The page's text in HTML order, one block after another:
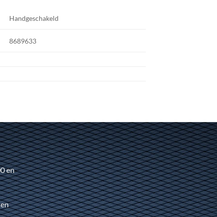
Handgeschakeld
8689633
en